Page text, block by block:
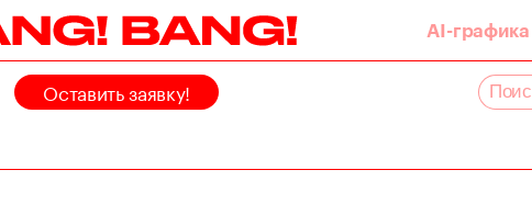
AI-графика
Оставить заявку!